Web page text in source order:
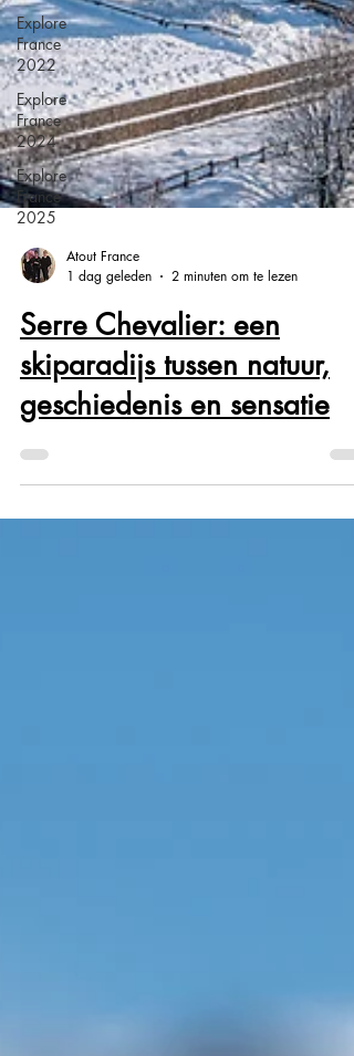
Explore
France
2022
Explore
France
2024
Explore
France
2025
Atout France
1 dag geleden
2 minuten om te lezen
Serre Chevalier: een
skiparadijs tussen natuur,
geschiedenis en sensatie